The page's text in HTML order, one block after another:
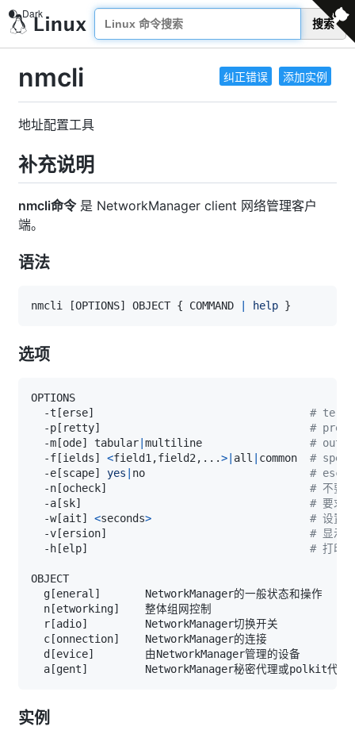
搜索
纠正错误 添加实例
nmcli
地址配置工具
补充说明
nmcli命令是 NetworkManager client 网络管理客户
端。
语法
nmcli [OPTIONS] OBJECT { COMMAND help }
选项
  -t
[erse]
# terse
  -p
[ retty]
#
  -m
[ode] tabular multiline #
  -f
[ields] <field1,field2, .. .>| all common #
  -e
[scape] yes no #
  -n
[ocheck]
# 不要
  -a
[sk]
# 要求
  -w
[ait] <seconds>
# 设置
  -v
[ersion]
# 显示
  -h
[elp] # 打印
  g
[eneral ]
  n
[etworking]
  r
[adio]
  c
[onnection]
  d
[evice]
  a
[gent]
实例